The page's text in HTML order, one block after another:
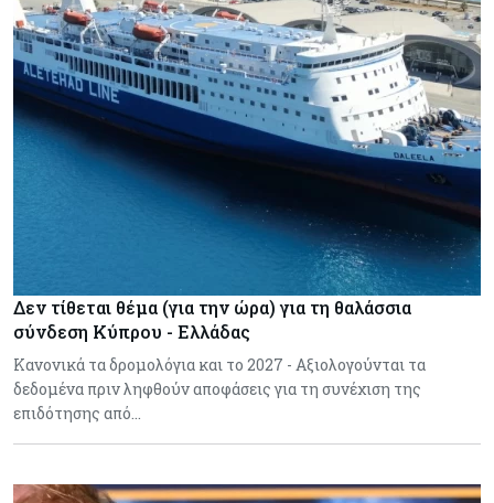
Δεν τίθεται θέμα (για την ώρα) για τη θαλάσσια
σύνδεση Κύπρου - Ελλάδας
Κανονικά τα δρομολόγια και το 2027 - Αξιολογούνται τα
δεδομένα πριν ληφθούν αποφάσεις για τη συνέχιση της
επιδότησης από…